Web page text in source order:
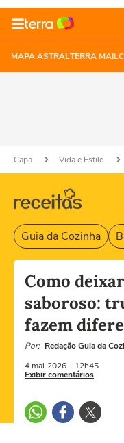
MAPA ASTRALTERRA MAIL
Capa Vida e Estilo
Guia da Cozinha
Como
saboroso:
fazem
Por: Redação Guia da
4 mai 2026 - 12h45
Exibir comentários